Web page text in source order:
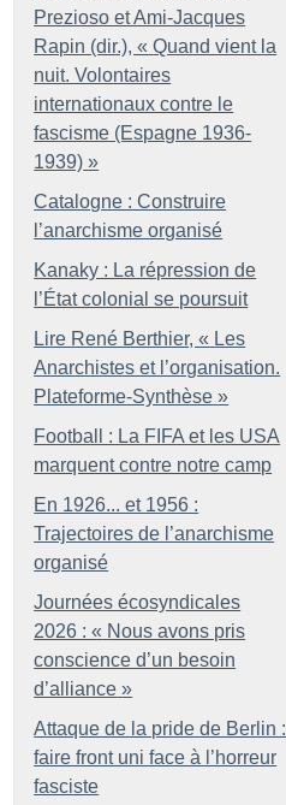
Prezioso et Ami-Jacques
Rapin (dir.), « Quand vient la
nuit. Volontaires
internationaux contre le
fascisme (Espagne 1936-
1939) »
Catalogne : Construire
l’anarchisme organisé
Kanaky : La répression de
l’État colonial se poursuit
Lire René Berthier, « Les
Anarchistes et l’organisation.
Plateforme-Synthèse »
Football : La FIFA et les USA
marquent contre notre camp
En 1926... et 1956 :
Trajectoires de l’anarchisme
organisé
Journées écosyndicales
2026 : « Nous avons pris
conscience d’un besoin
d’alliance »
Attaque de la pride de Berlin :
faire front uni face à l’horreur
fasciste